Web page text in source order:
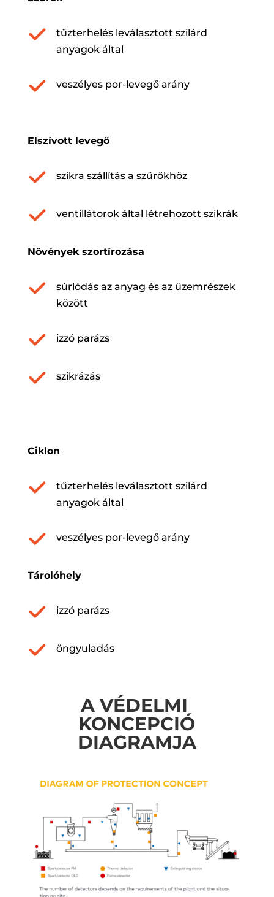
tűzterhelés leválasztott szilárd
anyagok által
veszélyes por-levegő arány
Elszívott levegő
szikra szállítás a szűrőkhöz
ventillátorok által létrehozott szikrák
Növények szortírozása
súrlódás az anyag és az üzemrészek
között
izzó parázs
szikrázás
Ciklon
tűzterhelés leválasztott szilárd
anyagok által
veszélyes por-levegő arány
Tárolóhely
izzó parázs
öngyuladás
A VÉDELMI
KONCEPCIÓ
DIAGRAMJA